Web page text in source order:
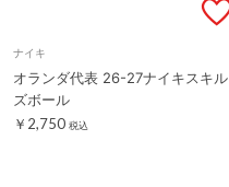
ナイキ
オランダ代表 26-27ナイキスキル
ズボール
￥2,750 税込